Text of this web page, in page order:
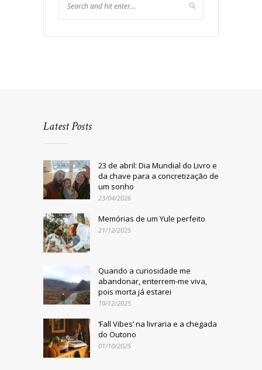
Latest Posts
23 de abril: Dia Mundial do Livro e
da chave para a concretização de
um sonho
23/04/2026
Memórias de um Yule perfeito
21/12/2025
Quando a curiosidade me
abandonar, enterrem-me viva,
pois morta já estarei
10/12/2025
‘Fall Vibes’ na livraria e a chegada
do Outono
01/10/2025